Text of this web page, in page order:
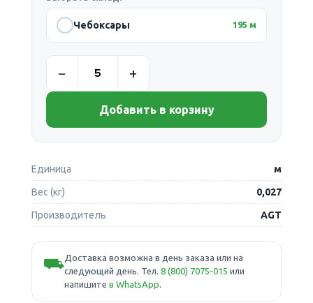
Чебоксары 195 м
Добавить в корзину
Единица м
Вес (кг) 0,027
Производитель AGT
⛟Доставка возможна в день заказа или на
следующий день. Тел. 8 (800) 7075-015 или
напишите в WhatsApp.